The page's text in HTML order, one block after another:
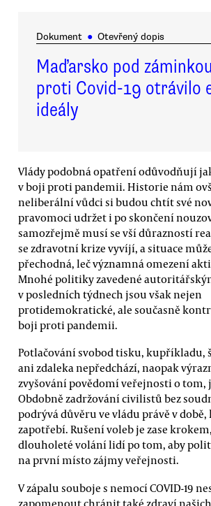
Dokument ● Otevřený dopis
Maďarsko pod
proti Covid-19 otrávilo
ideály
Vlády podobná opatření odůvodňují
v boji proti pandemii. Historie nám
neliberální vůdci si budou chtít své
pravomoci udržet i po skončení
samozřejmě musí se vší důrazností
se zdravotní krize vyvíjí, a situace
přechodná, leč významná omezení
Mnohé politiky zavedené
v posledních týdnech jsou však nejen
protidemokratické, ale současně
boji proti pandemii.
Potlačování svobod tisku, kupříkladu,
ani zdaleka nepředchází, naopak
zvyšování povědomí veřejnosti o tom,
Obdobně zadržování civilistů bez
podrývá důvěru ve vládu právě v
zapotřebí. Rušení voleb je zase
dlouholeté volání lidí po tom, aby
na první místo zájmy veřejnosti.
V zápalu souboje s nemocí COVID-19
zapomenout chránit také zdraví